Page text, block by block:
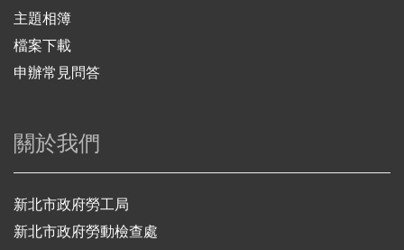
主題相簿
檔案下載
申辦常見問答
關於我們
新北市政府勞工局
新北市政府勞動檢查處